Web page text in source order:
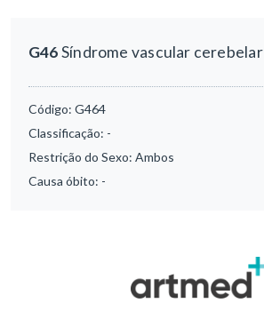
G46Síndrome vascular cerebelar
Código: G464
Classificação: -
Restrição do Sexo: Ambos
Causa óbito: -